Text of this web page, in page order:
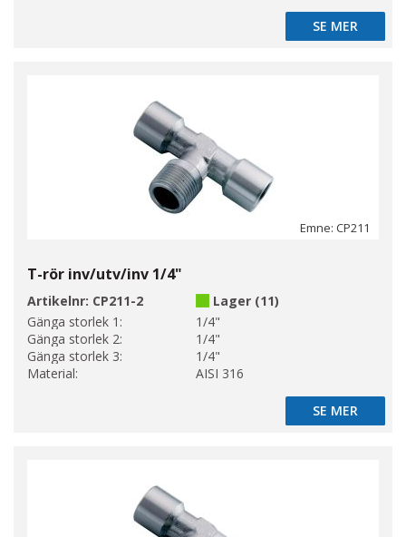
SE MER
SE MER
Emne: CP211
T-rör inv/utv/inv 1/4"
Artikelnr: CP211-2
Lager (11)
Gänga storlek 1:
1/4"
Gänga storlek 2:
1/4"
Gänga storlek 3:
1/4"
Material:
AISI 316
SE MER
SE MER